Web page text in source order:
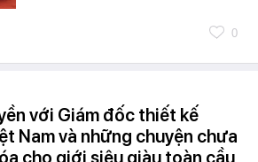
0
với Giám đốc thiết kế
Nam và những chuyện chưa
cho giới siêu giàu toàn cầu